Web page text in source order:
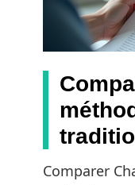
Comparer